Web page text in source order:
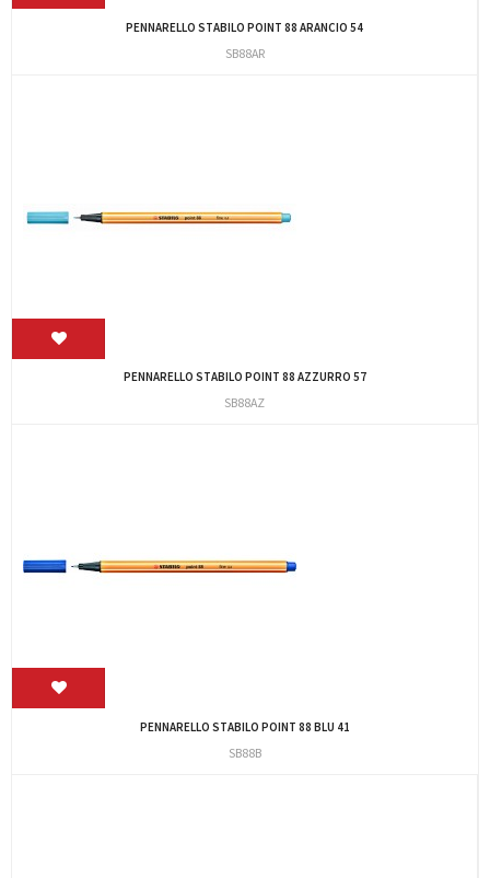
PENNARELLO STABILO POINT 88 ARANCIO 54
SB88AR
PENNARELLO STABILO POINT 88 AZZURRO 57
SB88AZ
PENNARELLO STABILO POINT 88 BLU 41
SB88B